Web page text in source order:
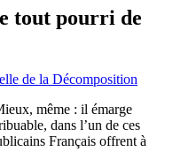
tout pourri de
de la Décomposition
même : il émarge
dans l’un de ces
Français offrent à